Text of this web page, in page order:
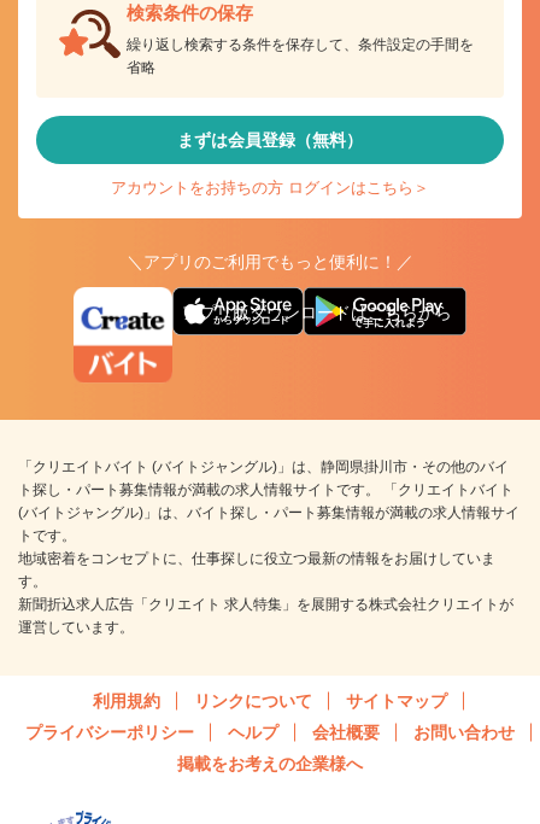
検索条件の保存
繰り返し検索する条件を保存して、条件設定の手間を
省略
まずは会員登録（無料）
アカウントをお持ちの方 ログインはこちら＞
＼アプリのご利用でもっと便利に！／
アプリ版ダウンロードはこちらから
「クリエイトバイト (バイトジャングル)」は、静岡県掛川市・その他のバイ
ト探し・パート募集情報が満載の求人情報サイトです。 「クリエイトバイト
(バイトジャングル)」は、バイト探し・パート募集情報が満載の求人情報サイ
トです。
地域密着をコンセプトに、仕事探しに役立つ最新の情報をお届けしていま
す。
新聞折込求人広告「クリエイト 求人特集」を展開する株式会社クリエイトが
運営しています。
利用規約 リンクについて
サイトマップ
プライバシーポリシー
ヘルプ 会社概要
お問い合わせ
掲載をお考えの企業様へ